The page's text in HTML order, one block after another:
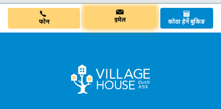
फोन इमेल कोठा हेर्ने बुकिङ